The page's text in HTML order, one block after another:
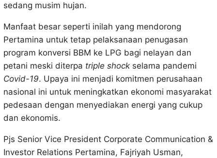
sedang musim hujan.
Manfaat besar seperti inilah yang mendorong
Pertamina untuk tetap pelaksanaan penugasan
program konversi BBM ke LPG bagi nelayan dan
petani meski diterpa triple shockselama pandemi
Covid-19. Upaya ini menjadi komitmen perusahaan
nasional ini untuk meningkatkan ekonomi masyarakat
pedesaan dengan menyediakan energi yang cukup
dan ekonomis.
Pjs Senior Vice President Corporate Communication &
Investor Relations Pertamina, Fajriyah Usman,